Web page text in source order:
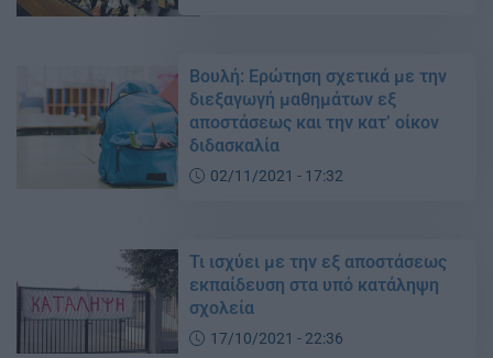
Βουλή: Ερώτηση σχετικά με την
διεξαγωγή μαθημάτων εξ
αποστάσεως και την κατ’ οίκον
διδασκαλία
02/11/2021 - 17:32
Τι ισχύει με την εξ αποστάσεως
εκπαίδευση στα υπό κατάληψη
σχολεία
17/10/2021 - 22:36